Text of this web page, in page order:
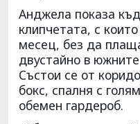
Анджела показа
клипчетата, с
месец, без да
двустайно в
Състои се от
бокс, спалня с
обемен гардероб.